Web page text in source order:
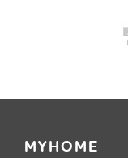
MYHOME